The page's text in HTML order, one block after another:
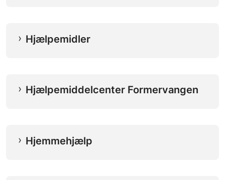
Hjælpemidler
Hjælpemiddelcenter Formervangen
Hjemmehjælp